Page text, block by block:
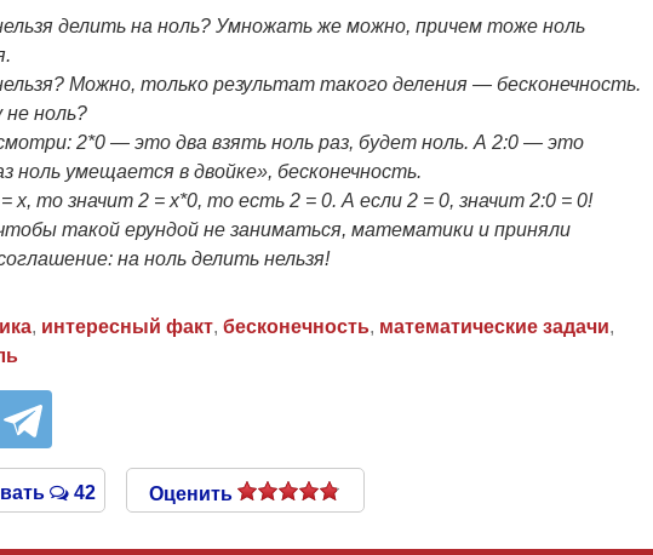
делить на ноль? Умножать же можно, причем тоже ноль
Можно, только результат такого деления — бесконечность.
ноль?
2*0 — это два взять ноль раз, будет ноль. А 2:0 — это
ноль умещается в двойке», бесконечность.
х, то значит 2 = х*0, то есть 2 = 0. А если 2 = 0, значит 2:0 = 0!
такой ерундой не заниматься, математики и приняли
на ноль делить нельзя!
, интересный факт, бесконечность, математические задачи,
42 Оценить